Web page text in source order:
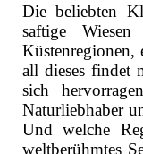
Die beliebten
saftige
Küstenregionen,
all dieses findet
sich
Naturliebhaber
Und welche
weltberühmtes